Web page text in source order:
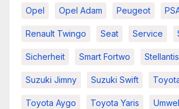
Opel Opel Adam Peugeot
Renault Twingo Seat Service
Sicherheit Smart Fortwo Stellantis
Suzuki Jimny Suzuki Swift
Toyota Aygo Toyota Yaris